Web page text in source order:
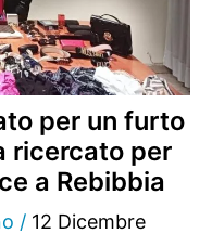
per un furto
ricercato per
a Rebibbia
/ 12 Dicembre